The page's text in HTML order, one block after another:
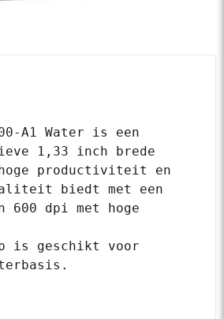
A1 Water is een
1,33 inch brede
productiviteit en
biedt met een
600 dpi met hoge
is geschikt voor